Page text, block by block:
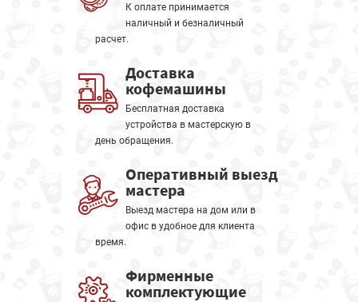
К оплате принимается
наличный и безналичный
расчет.
Доставка
кофемашины
Бесплатная доставка
устройства в мастерскую в
день обращения.
Оперативный выезд
мастера
Выезд мастера на дом или в
офис в удобное для клиента
время.
Фирменные
комплектующие